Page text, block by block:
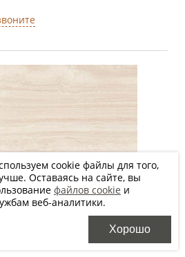
КОСТЬ КРАЙ /
cookie файлы для того,
Оставаясь на сайте, вы
файлов cookie и
веб-аналитики.
Хорошо